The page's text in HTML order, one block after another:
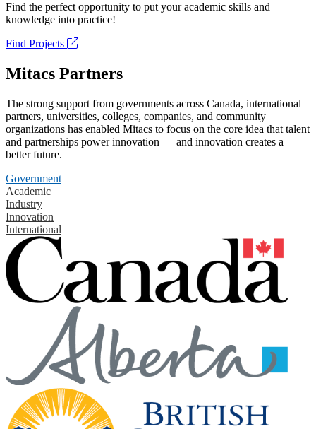
Find the perfect opportunity to put your academic skills and
knowledge into practice!
Find Projects
Mitacs Partners
The strong support from governments across Canada, international
partners, universities, colleges, companies, and community
organizations has enabled Mitacs to focus on the core idea that talent
and partnerships power innovation — and innovation creates a
better future.
Government
Academic
Industry
Innovation
International